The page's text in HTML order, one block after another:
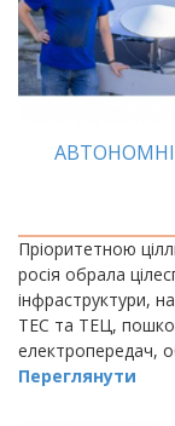
Пріоритетною
росія обрала
інфраструктури,
ТЕС та ТЕЦ,
електропередач,
Переглянути